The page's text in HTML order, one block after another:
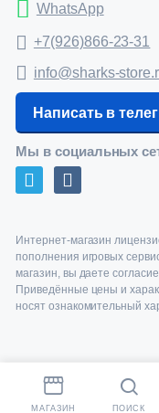
WhatsApp
+7(926)866-23-31
info@sharks-
Написать в
Мы в социальных
Интернет-магазин
пополнения игровых
магазин, вы даете
Приведённые цены и
носят ознакомительный
МАГАЗИН ПОИСК